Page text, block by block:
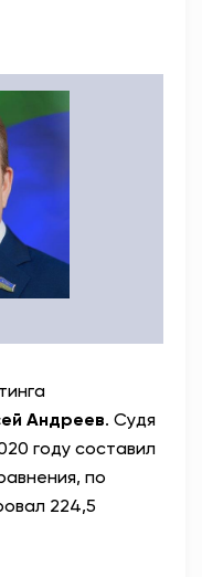
Андреев. Судя
году составил
по
224,5